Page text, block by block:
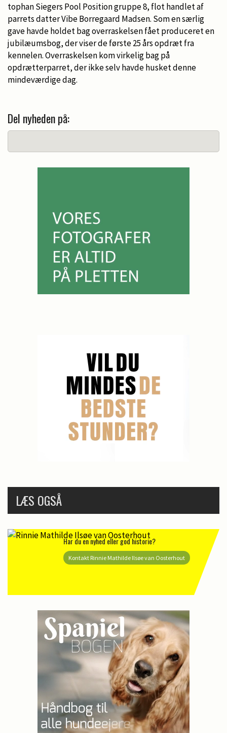
tophan Siegers Pool Position gruppe 8, flot handlet af
parrets datter Vibe Borregaard Madsen. Som en særlig
gave havde holdet bag overraskelsen fået produceret en
jubilæumsbog, der viser de første 25 års opdræt fra
kennelen. Overraskelsen kom virkelig bag på
opdrætterparret, der ikke selv havde husket denne
mindeværdige dag.
Del nyheden på:
LÆS OGSÅ
Har du en nyhed eller god historie?
Kontakt Rinnie Mathilde Ilsøe van Oosterhout